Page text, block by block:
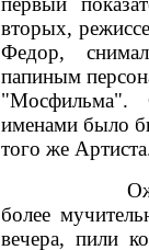
вторых,
Федор,
папиным
"Мосфильма".
именами было
того же
Ожидание
более
вечера, пили